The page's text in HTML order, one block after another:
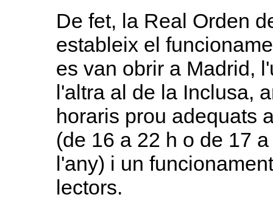
De fet, la Real Orden
estableix el
es van obrir a Madrid,
l'altra al de la Inclusa,
horaris prou adequats
(de 16 a 22 h o de 17
l'any) i un
lectors.